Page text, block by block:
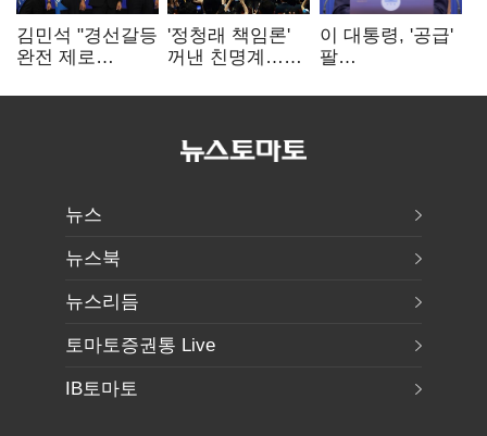
김민석 "경선갈등
완전 제로
"반명 공세
'정청래 책임론'
꺼낸 친명계…
추가투표 때리기
이 대통령, '공급'
팔
여 내부선
뉴스
뉴스북
뉴스리듬
토마토증권통 Live
IB토마토